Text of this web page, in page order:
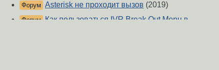
Форум Asterisk не проходит вызов (2019)
Форум Как пользоваться IVR Break Out Menu в